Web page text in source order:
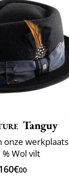
Tanguy
onze werkplaats
% Wol vilt
00